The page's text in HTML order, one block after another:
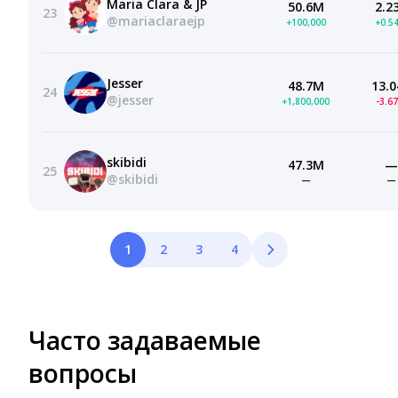
23
Maria Clara & JP
@mariaclaraejp
50.6M
+100,000
24
Jesser
@jesser
48.7M
+1,800,000 -
25
skibidi
@skibidi
47.3M
—
—
—
1 2 3 4
Часто задаваемые
вопросы